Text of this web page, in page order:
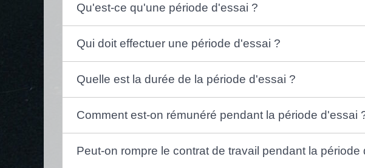
Qu'est-ce qu'une période d'essai ?
Qui doit effectuer une période d'essai ?
Quelle est la durée de la période d'essai ?
Comment est-on rémunéré pendant la période d'essai
Peut-on rompre le contrat de travail pendant la période